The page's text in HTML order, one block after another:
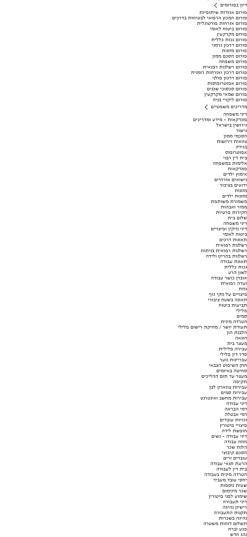
דיון בפורומים
פורום אגודות שיתופיות
פורום המכון הרפואי לבטיחות בדרכים
פורום אזרחות פורטוגלית
פורום ביטוח לאומי
פורום מקרקעין
פורום נכות כללית
פורום דרכון גרמני
פורום מזונות
פורום הסכם ממון
פורום משפחה
פורום רשלנות רפואית
פורום דרכון ואזרחות רומנית
פורום דרכון פולני
פורום אפוטרופוסות
פורום סכסוכי שכנים
פורום שמאי מקרקעין
פורום ליקויי בניה
מדריכים משפטיים
דיני משפחה
פונדקאות - מידע ומדריכים
גירושין בישראל
גישור
הסכמי ממון
צוואות וירושות
בגידה
אפוטרופוס
בית דין רבני
אלימות במשפחה
פונדקאות
אימוץ ילדים
נישואים אזרחיים
ידועים בציבור
מזונות
מזונות ילדים
משמורת משותפת
ממזר ואבהות
חקירות פרטיות
שלום בית
דיני משפחה
דיני נזיקין ופיצויים
ביטוח לאומי
תאונות דרכים
רשלנות רפואית
רשלנות רפואית בניתוח
רשלנות בהריון ולידה
תאונת עבודה
נכות כללית
לשון הרע
אובדן כושר עבודה
ועדה רפואית
גזזת
פיצויים על נזקי גוף
תאונה בשטח ציבורי
תביעות ביטוח
פלילי
סמים
הטרדה מינית
תעודת יושר / מחיקת רישום פלילי
הלבנת הון
הונאה
מעצר בית
עבירה פלילית
סדר דין פלילי
עבריינות נוער
חוק השיפוט הצבאי
סחיטה באיומים
מעצר עד תום ההליכים
תקיפה
עבירות צווארון לבן
עבירות סמים
עבירות מחשב ואינטרנט
דיני עבודה
דמי הבראה
דמי אבטלה
זכויות עובדים
פיצויי פיטורין
חופשת לידה
דיני עבודה - נשים
חוזה עבודה
הלנת שכר
הסכם קיבוצי
עובדים זרים
הרעת תנאי עבודה
בית דין לעבודה
הטרדה מינית בעבודה
יחסי עובד מעביד
שעות נוספות
שכר מינימום
שימוע לפני פיטורין
דיני תעבורה
רישיון נהיגה
תקנות התעבורה
נהיגה בשכרות
תשלום דוחות משטרה
פגע וברח
נהג חדש